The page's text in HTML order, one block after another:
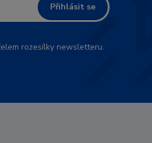
Přihlásit se
rozesílky newsletteru.